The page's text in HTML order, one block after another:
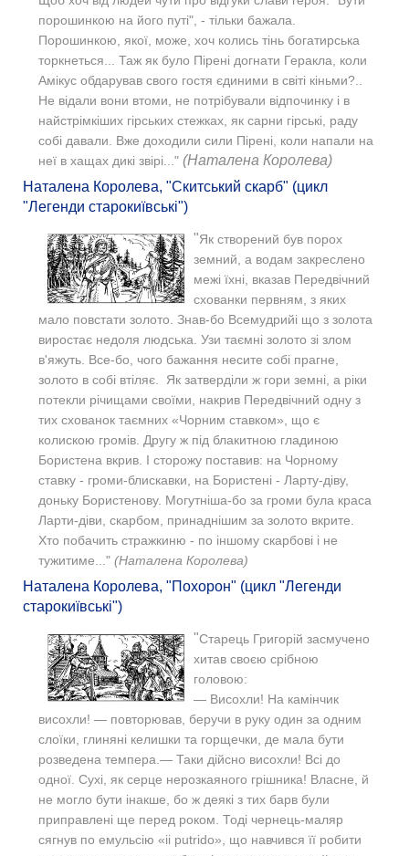
порошинкою на його путі", - тільки бажала.
Порошинкою, якої, може, хоч колись тінь богатирська
торкнеться... Таж як було Пірені догнати Геракла, коли
Амікус обдарував свого гостя єдиними в світі кіньми?..
Не відали вони втоми, не потрібували відпочинку і в
найстрімкіших гірських стежках, як сарни гірські, раду
собі давали. Вже доходили сили Пірені, коли напали на
неї в хащах дикі звірі..." (Наталена Королева)
Наталена Королева, "Скитський скарб" (цикл
"Легенди старокиївські")
"Як створений був порох
земний, а водам закреслено
межі їхні, вказав Передвічний
схованки первням, з яких
мало повстати золото. Знав-бо Всемудрийі що з золота
виростає недоля людська. Узи таємні золото зі злом
в'яжуть. Все-бо, чого бажання несите собі прагне,
золото в собі втіляє. Як затверділи ж гори земні, а ріки
потекли річищами своїми, накрив Передвічний одну з
тих схованок таємних «Чорним ставком», що є
колискою громів. Другу ж під блакитною гладиною
Бористена вкрив. І сторожу поставив: на Чорному
ставку - громи-блискавки, на Бористені - Ларту-діву,
доньку Бористенову. Могутніша-бо за громи була краса
Ларти-діви, скарбом, принаднішим за золото вкрите.
Хто побачить стражкиню - по іншому скарбові і не
тужитиме..." (Наталена Королева)
Наталена Королева, "Похорон" (цикл "Легенди
старокиївські")
"Старець Григорій засмучено
хитав своєю срібною
головою:
— Висохли! На камінчик
висохли! — повторював, беручи в руку один за одним
слоїки, глиняні келишки та горщечки, де мала бути
розведена темпера.— Таки дійсно висохли! Всі до
одної. Сухі, як серце нерозкаяного грішника! Власне, й
не могло бути інакше, бо ж деякі з тих барв були
приправлені ще перед роком. Тоді чернець-маляр
сягнув по емульсію «іі putrido», що навчився її робити